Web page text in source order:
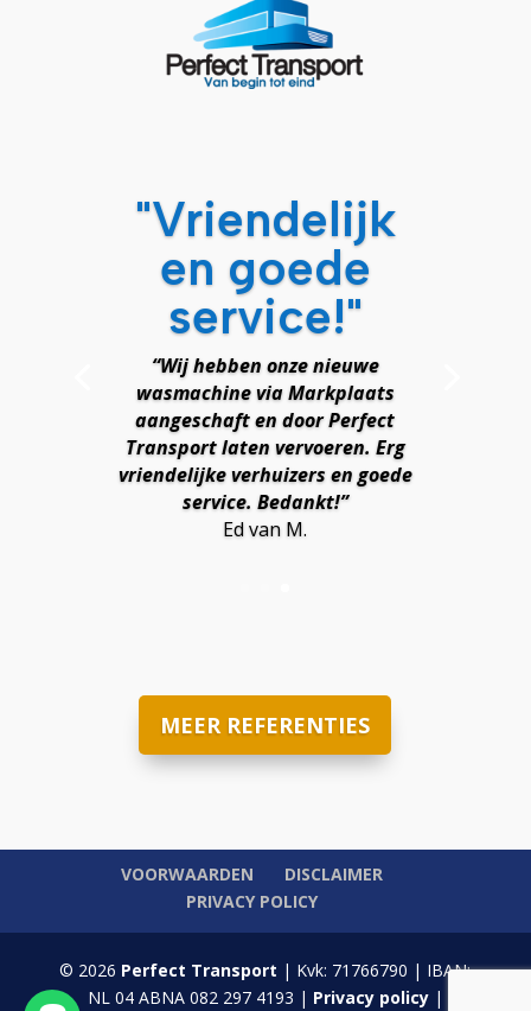
"Vriendelijk
en goede
service!"
“Wij hebben onze nieuwe
wasmachine via Markplaats
aangeschaft en door Perfect
Transport laten vervoeren. Erg
vriendelijke verhuizers en goede
service. Bedankt!”
Ed van M.
MEER REFERENTIES
VOORWAARDEN
DISCLAIMER
PRIVACY POLICY
© 2026 Perfect Transport | Kvk: 71766790 | IBAN:
NL 04 ABNA 082 297 4193 | Privacy policy|